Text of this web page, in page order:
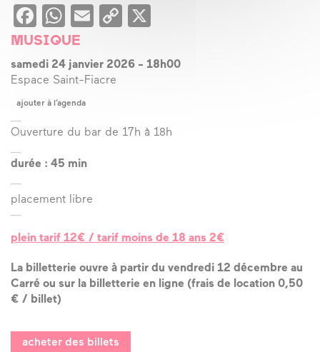
Facebook
WhatsApp
EmailCopy
MUSIQUE
samedi 24 janvier 2026 - 18h00
Espace Saint-Fiacre
ajouter à l’agenda
Ouverture du bar de 17h à 18h
durée : 45 min
placement libre
plein tarif 12€ / tarif moins de 18 ans 2€
La billetterie ouvre à partir du vendredi 12 décembre au
Carré ou sur la billetterie en ligne (frais de location 0,50
€ / billet)
acheter des billets